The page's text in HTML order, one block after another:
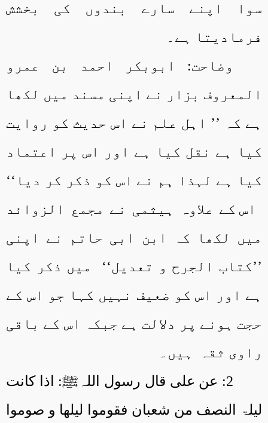
سوا اپنے سارے بندوں کی بخشش
فرمادیتا ہے۔
وضاحت: ابوبکر احمد بن عمرو
المعروف بزار نے اپنی مسند میں لکھا
ہے کہ ’’ اہل علم نے اس حدیث کو روایت
کیا ہے نقل کیا ہے اور اس پر اعتماد
کیا ہے لہذا ہم نے اس کو ذکر کر دیا‘‘
اس کے علاوہ ہیثمی نے مجمع الزوائد
میں لکھا کہ ابن ابی حاتم نے اپنی
’’کتاب الجرح و تعدیل‘‘
میں ذکر کیا
ہے اور اس کو ضعیف نہیں کہا جو اس کے
حجت ہونے پر دلالت ہے جبکہ اس کے باقی
راوی ثقہ
ہیں۔
2: عن علی قال رسول اللہﷺ: اذا کانت
لیلۃ النصف من شعبان فقوموا لیلھا و صوموا